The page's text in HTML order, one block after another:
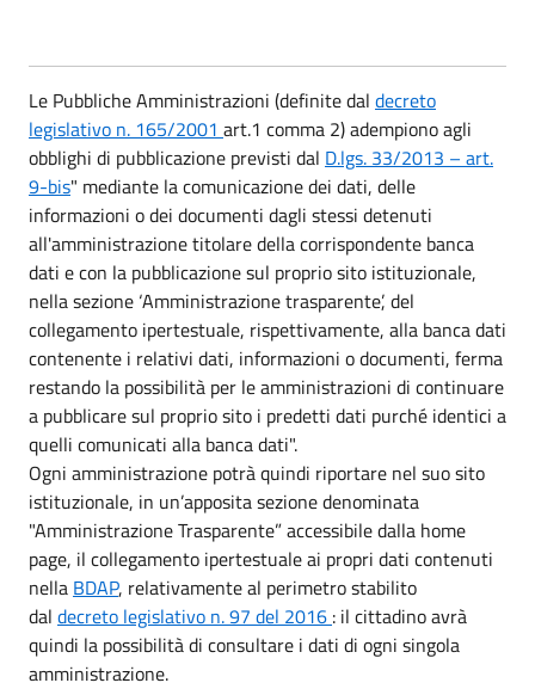
Le Pubbliche Amministrazioni (definite dal decreto
legislativo n. 165/2001 art.1 comma 2) adempiono agli
obblighi di pubblicazione previsti dal D.lgs. 33/2013 – art.
9-bis" mediante la comunicazione dei dati, delle
informazioni o dei documenti dagli stessi detenuti
all'amministrazione titolare della corrispondente banca
dati e con la pubblicazione sul proprio sito istituzionale,
nella sezione ‘Amministrazione trasparente’, del
collegamento ipertestuale, rispettivamente, alla banca dati
contenente i relativi dati, informazioni o documenti, ferma
restando la possibilità per le amministrazioni di continuare
a pubblicare sul proprio sito i predetti dati purché identici a
quelli comunicati alla banca dati".
Ogni amministrazione potrà quindi riportare nel suo sito
istituzionale, in un’apposita sezione denominata
"Amministrazione Trasparente” accessibile dalla home
page, il collegamento ipertestuale ai propri dati contenuti
nella BDAP, relativamente al perimetro stabilito
dal decreto legislativo n. 97 del 2016 : il cittadino avrà
quindi la possibilità di consultare i dati di ogni singola
amministrazione.